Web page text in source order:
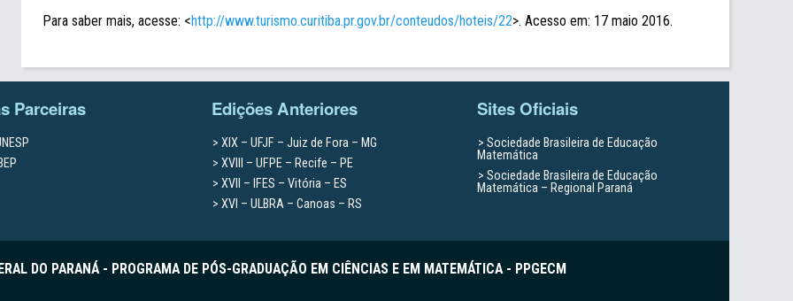
Para saber mais, acesse: <http://www.turismo.curitiba.pr.gov.br/conteudos/hoteis/22>. Acesso em: 17 maio 2016.
Parceiras Edições Anteriores
XIX – UFJF – Juiz de Fora – MG
XVIII – UFPE – Recife – PE
XVII – IFES – Vitória – ES
XVI – ULBRA – Canoas – RS
Sites Oficiais
Sociedade Brasileira de Educação
Matemática
Sociedade Brasileira de Educação
Matemática – Regional Paraná
DO PARANÁ - PROGRAMA DE PÓS-GRADUAÇÃO EM CIÊNCIAS E EM MATEMÁTICA - PPGECM